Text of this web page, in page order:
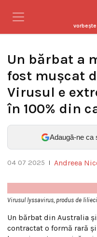
Un bărbat a
fost mușcat
Virusul e
în 100% din
Adaugă-ne ca
04 07 2025 Andreea
Virusul lyssavirus, produs de
Un bărbat din Australia
contractat o formă rară